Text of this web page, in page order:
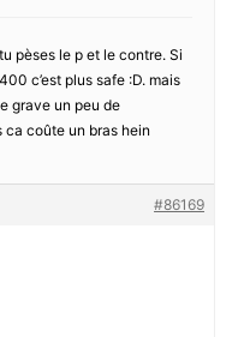
pèses le p et le contre. Si
c’est plus safe :D. mais
grave un peu de
coûte un bras hein
#86169